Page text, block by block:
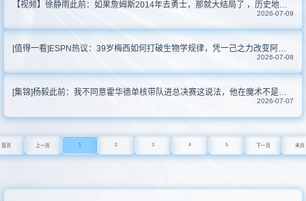
【视频】徐静雨此前：如果詹姆斯2014年去勇士，那就大结局了 ，历史地位有望超乔丹
2026-07-09
[值得一看]ESPN热议：39岁梅西如何打破生物学规律，凭一己之力改变阿根廷队
2026-07-08
[集锦]杨毅此前：我不同意霍华德单核带队进总决赛这说法，他在魔术不是进攻发起点
2026-07-07
首页 上一页 1 2 3 4 5 下一页 末页